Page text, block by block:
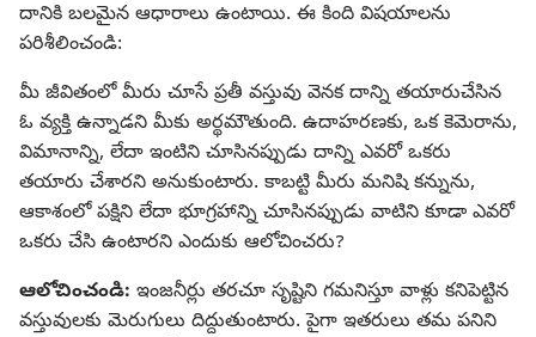
దానికి బలమైన ఆధారాలు ఉంటాయి. ఈ కింది విషయాలను
పరిశీలించండి:
మీ జీవితంలో మీరు చూసే ప్రతీ వస్తువు వెనక దాన్ని తయారుచేసిన
ఓ వ్యక్తి ఉన్నాడని మీకు అర్థమౌతుంది. ఉదాహరణకు, ఒక కెమెరాను,
విమానాన్ని, లేదా ఇంటిని చూసినప్పుడు దాన్ని ఎవరో ఒకరు
తయారు చేశారని అనుకుంటారు. కాబట్టి మీరు మనిషి కన్నును,
ఆకాశంలో పక్షిని లేదా భూగ్రహాన్ని చూసినప్పుడు వాటిని కూడా ఎవరో
ఒకరు చేసి ఉంటారని ఎందుకు ఆలోచించరు?
ఆలోచించండి: ఇంజనీర్లు తరచూ సృష్టిని గమనిస్తూ వాళ్లు కనిపెట్టిన
వస్తువులకు మెరుగులు దిద్దుతుంటారు. పైగా ఇతరులు తమ పనిని